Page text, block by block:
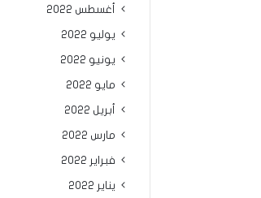
أغسطس 2022
يوليو 2022
يونيو 2022
مايو 2022
أبريل 2022
مارس 2022
فبراير 2022
يناير 2022